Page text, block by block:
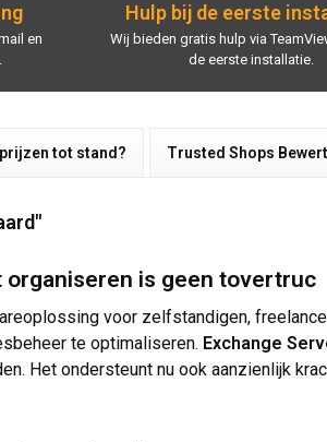
en
Hulp bij de eerste
Wij bieden gratis hulp via
de eerste installatie.
tot stand? Trusted Shops
organiseren is geen tovertruc
voor zelfstandigen,
te optimaliseren. Exchange
Het ondersteunt nu ook aanzienlijk